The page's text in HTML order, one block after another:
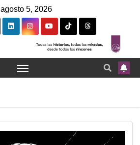
agosto 5, 2026